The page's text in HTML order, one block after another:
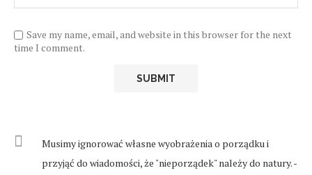
Save my name, email, and website in this browser for the next
time I comment.
Musimy ignorować własne wyobrażenia o porządku i
przyjąć do wiadomości, że "nieporządek" należy do natury. -